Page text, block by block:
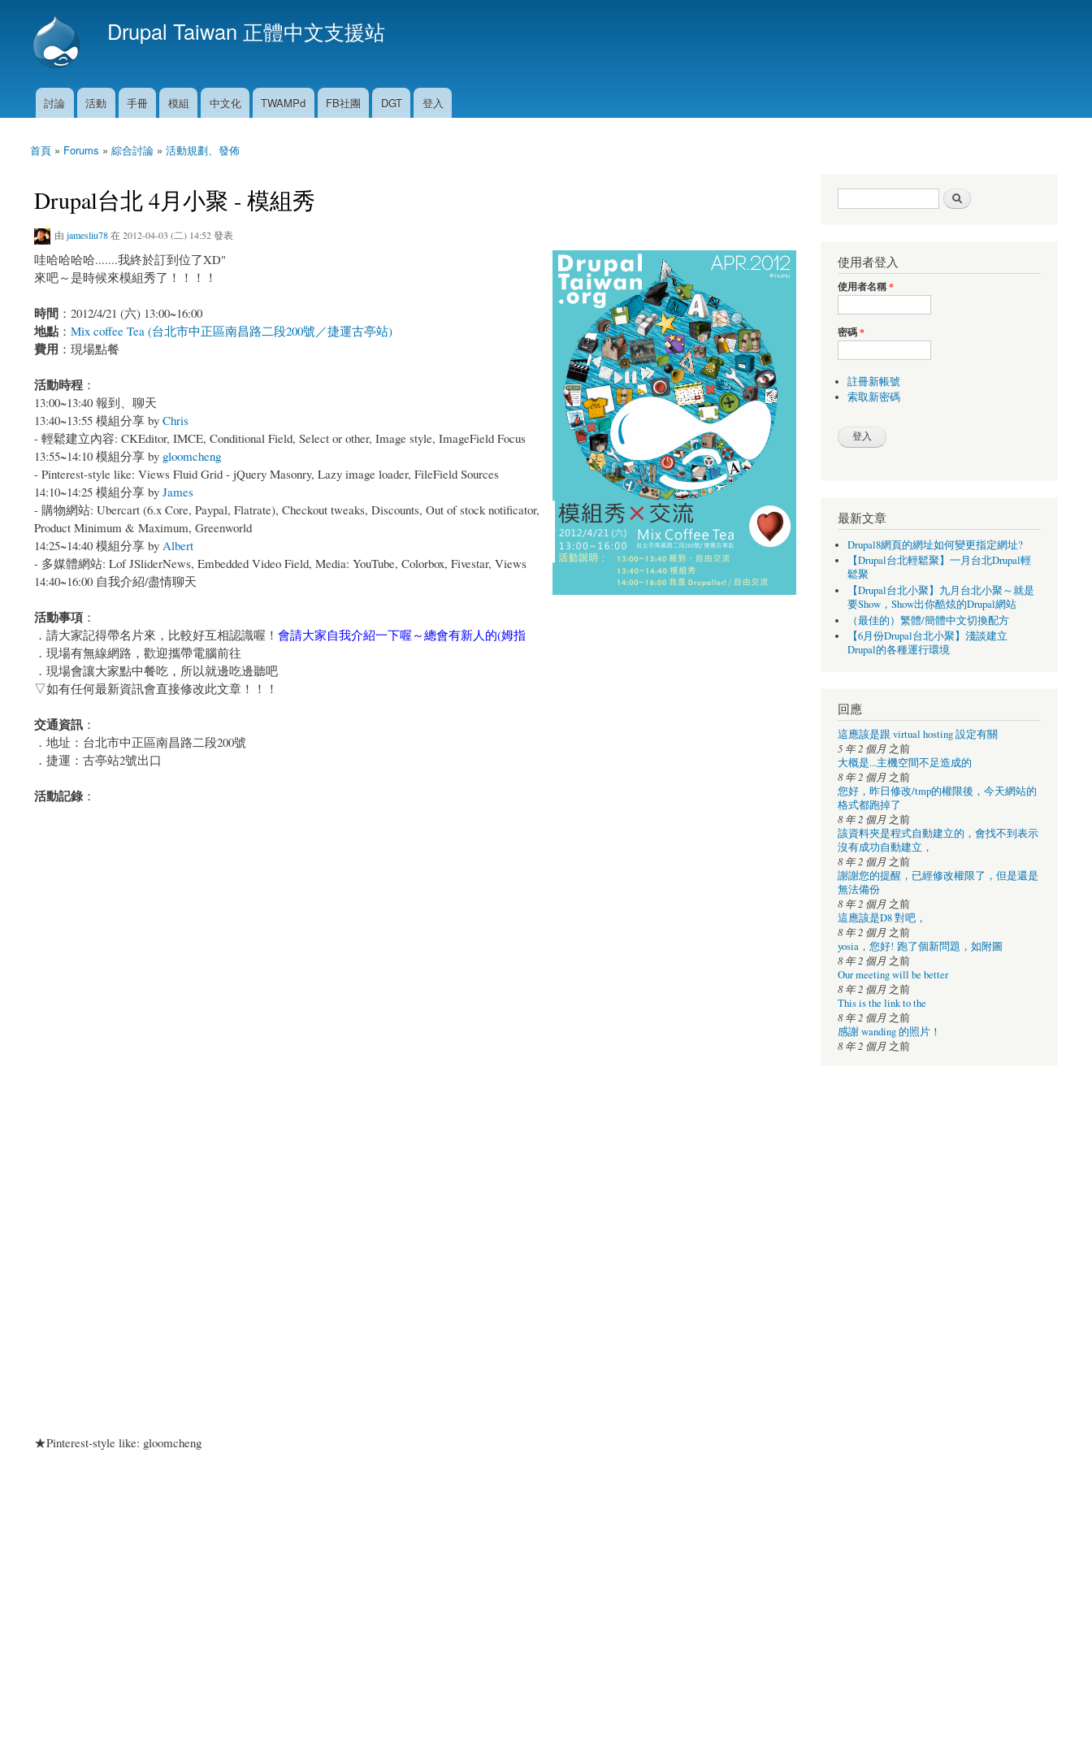
Drupal Taiwan 正體中文支援站
主選單
討論 活動 手冊 模組 中文化 TWAMPd FB社團 DGT 登入
您在這裡
首頁 » Forums » 綜合討論 » 活動規劃、發佈
Drupal台北 4月小聚 - 模組秀
由 jamesliu78在 2012-04-03 (二) 14:52 發表
哇哈哈哈哈.......我終於訂到位了XD"
來吧～是時候來模組秀了！！！！
時間 ：2012/4/21 (六) 13:00~16:00
地點 ： Mix coffee Tea (台北市中正區南昌路二段200號／捷運古亭站)
費用 ：現場點餐
活動時程 ：
13:00~13:40 報到、聊天
13:40~13:55 模組分享 by Chris
- 輕鬆建立內容: CKEditor, IMCE, Conditional Field, Select or other, Image style, ImageField Focus
13:55~14:10 模組分享 by gloomcheng
- Pinterest-style like: Views Fluid Grid - jQuery Masonry, Lazy image loader, FileField Sources
14:10~14:25 模組分享 by James
- 購物網站: Ubercart (6.x Core, Paypal, Flatrate), Checkout tweaks, Discounts, Out of stock notificator,
Product Minimum & Maximum, Greenworld
14:25~14:40 模組分享 by Albert
- 多媒體網站: Lof JSliderNews, Embedded Video Field, Media: YouTube, Colorbox, Fivestar, Views
14:40~16:00 自我介紹/盡情聊天
活動事項 ：
．請大家記得帶名片來，比較好互相認識喔！ 會請大家自我介紹一下喔～總會有新人的(姆指
．現場有無線網路，歡迎攜帶電腦前往
．現場會讓大家點中餐吃，所以就邊吃邊聽吧
▽如有任何最新資訊會直接修改此文章！！！
交通資訊 ：
．地址：台北市中正區南昌路二段200號
．捷運：古亭站2號出口
活動記錄 ：
★Pinterest-style like: gloomcheng
搜尋表單
使用者登入
使用者名稱*
密碼*
註冊新帳號
索取新密碼
最新文章
Drupal8網頁的網址如何變更指定網址?
【Drupal台北輕鬆聚】一月台北Drupal輕
鬆聚
【Drupal台北小聚】九月台北小聚～就是
要Show，Show出你酷炫的Drupal網站
（最佳的）繁體/簡體中文切換配方
【6月份Drupal台北小聚】淺談建立
Drupal的各種運行環境
回應
這應該是跟 virtual hosting 設定有關
5 年 2 個月之前
大概是...主機空間不足造成的
8 年 2 個月之前
您好，昨日修改/tmp的權限後，今天網站的
格式都跑掉了
8 年 2 個月之前
該資料夾是程式自動建立的，會找不到表示
沒有成功自動建立，
8 年 2 個月之前
謝謝您的提醒，已經修改權限了，但是還是
無法備份
8 年 2 個月之前
這應該是D8 對吧，
8 年 2 個月之前
yosia，您好! 跑了個新問題，如附圖
8 年 2 個月之前
Our meeting will be better
8 年 2 個月之前
This is the link to the
8 年 2 個月之前
感謝 wanding 的照片！
8 年 2 個月之前